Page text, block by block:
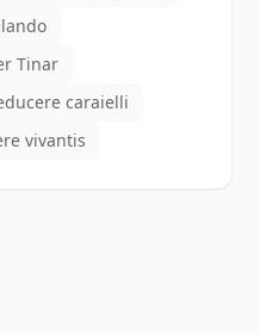
Tinar
caraielli
vivantis